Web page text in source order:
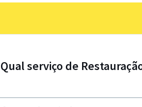
Qual serviço de